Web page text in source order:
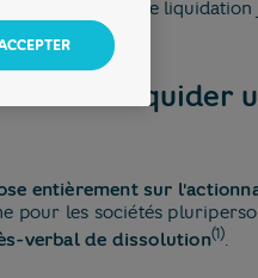
en cas de
et liquider
entièrement sur
pour les sociétés
verbal de dissolution(1).